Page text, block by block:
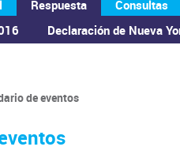
Respuesta
Declaración de Nueva
Consultas
de eventos